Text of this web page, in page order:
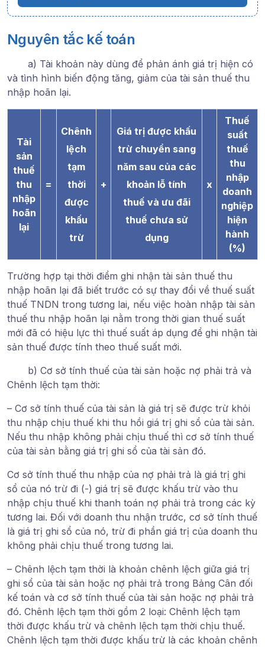
Nguyên tắc kế toán
a) Tài khoản này dùng để phản ánh giá trị hiện có
và tình hình biến động tăng, giảm của tài sản thuế thu
nhập hoãn lại.
Tài
sản
thuế
thu
nhập
hoãn
lại
=
Chênh
lệch
tạm
thời
được
khấu
trừ
+
Giá trị được khấu
trừ chuyển sang
năm sau của các
khoản lỗ tính
thuế và ưu đãi
thuế chưa sử
dụng
x
Thuế
suất
thuế
thu
nhập
doanh
nghiệp
hiện
hành
(%)
Trường hợp tại thời điểm ghi nhận tài sản thuế thu
nhập hoãn lại đã biết trước có sự thay đổi về thuế suất
thuế TNDN trong tương lai, nếu việc hoàn nhập tài sản
thuế thu nhập hoãn lại nằm trong thời gian thuế suất
mới đã có hiệu lực thì thuế suất áp dụng để ghi nhận tài
sản thuế được tính theo thuế suất mới.
b) Cơ sở tính thuế của tài sản hoặc nợ phải trả và
Chênh lệch tạm thời:
– Cơ sở tính thuế của tài sản là giá trị sẽ được trừ khỏi
thu nhập chịu thuế khi thu hồi giá trị ghi sổ của tài sản.
Nếu thu nhập không phải chịu thuế thì cơ sở tính thuế
của tài sản bằng giá trị ghi sổ của tài sản đó.
Cơ sở tính thuế thu nhập của nợ phải trả là giá trị ghi
sổ của nó trừ đi (-) giá trị sẽ được khấu trừ vào thu
nhập chịu thuế khi thanh toán nợ phải trả trong các kỳ
tương lai. Đối với doanh thu nhận trước, cơ sở tính thuế
là giá trị ghi sổ của nó, trừ đi phần giá trị của doanh thu
không phải chịu thuế trong tương lai.
– Chênh lệch tạm thời là khoản chênh lệch giữa giá trị
ghi sổ của tài sản hoặc nợ phải trả trong Bảng Cân đối
kế toán và cơ sở tính thuế của tài sản hoặc nợ phải trả
đó. Chênh lệch tạm thời gồm 2 loại: Chênh lệch tạm
thời được khấu trừ và chênh lệch tạm thời chịu thuế.
Chênh lệch tạm thời được khấu trừ là các khoản chênh